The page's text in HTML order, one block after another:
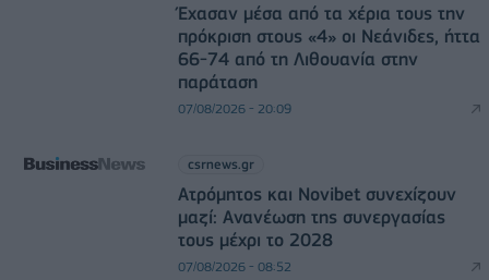
Έχασαν μέσα από τα χέρια τους την
πρόκριση στους «4» οι Νεάνιδες, ήττα
66-74 από τη Λιθουανία στην
παράταση
07/08/2026 - 20:09
csrnews.gr
Ατρόμητος και Novibet συνεχίζουν
μαζί: Ανανέωση της συνεργασίας
τους μέχρι το 2028
07/08/2026 - 08:52